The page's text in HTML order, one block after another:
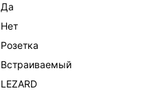
Да
Нет
Розетка
Встраиваемый
LEZARD